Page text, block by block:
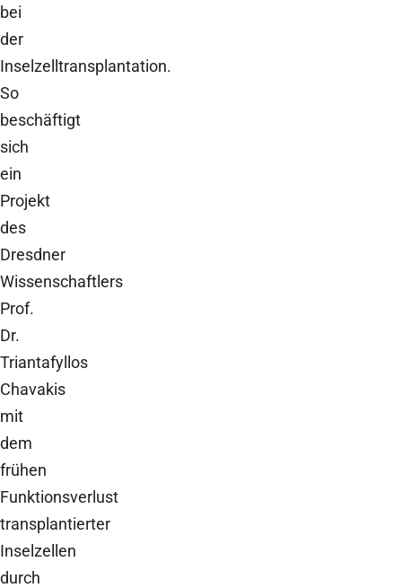
bei
der
Inselzelltransplantation.
So
beschäftigt
sich
ein
Projekt
des
Dresdner
Wissenschaftlers
Prof.
Dr.
Triantafyllos
Chavakis
mit
dem
frühen
Funktionsverlust
transplantierter
Inselzellen
durch